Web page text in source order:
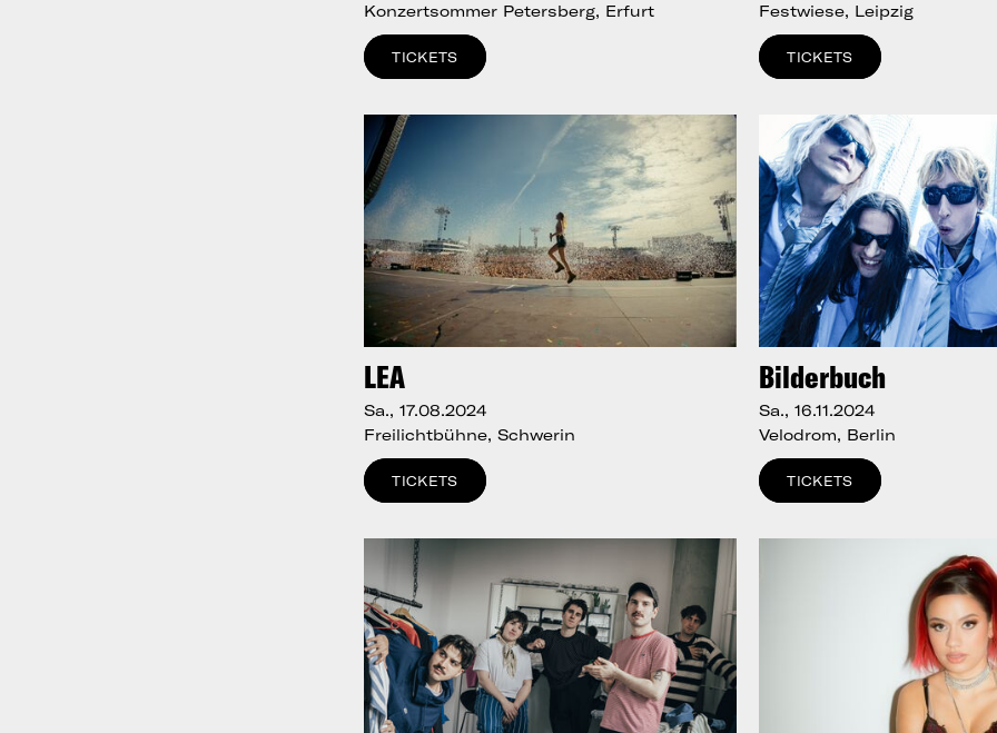
Konzertsommer Petersberg, Erfurt
TICKETS
Festwiese, Leipzig
TICKETS
LEA
Sa., 17.08.2024
Freilichtbühne, Schwerin
TICKETS
Bilderbuch
Sa., 16.11.2024
Velodrom, Berlin
TICKETS